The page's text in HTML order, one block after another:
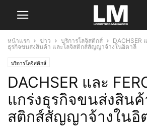
หน้าแรก ข่าว บริการโลจิสติกส์
DACHSER
ธุรกิจขนส่งสินค้า และโลจิสติกส์สัญญาจ้างในอิตาลี
บริการโลจิสติกส์
DACHSER และ
แกร่งธุรกิจขนส่งสินค้
สติกส์สัญญาจ้างในอิ